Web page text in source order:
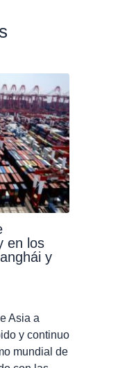
en los
y
Asia a
y continuo
mundial de